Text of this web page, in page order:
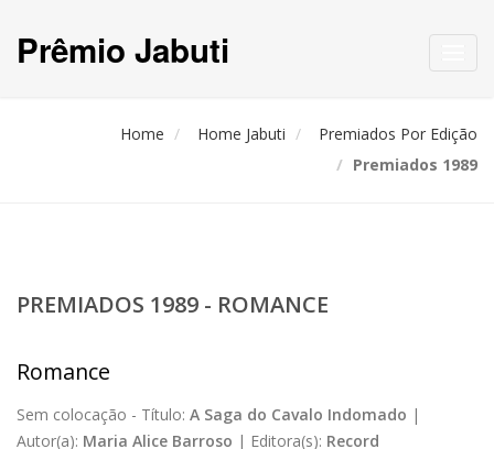
Prêmio Jabuti
Home Home Jabuti
Premiados Por Edição
Premiados 1989
PREMIADOS 1989 - ROMANCE
Romance
Sem colocação - Título: A Saga do Cavalo Indomado |
Autor(a): Maria Alice Barroso | Editora(s): Record